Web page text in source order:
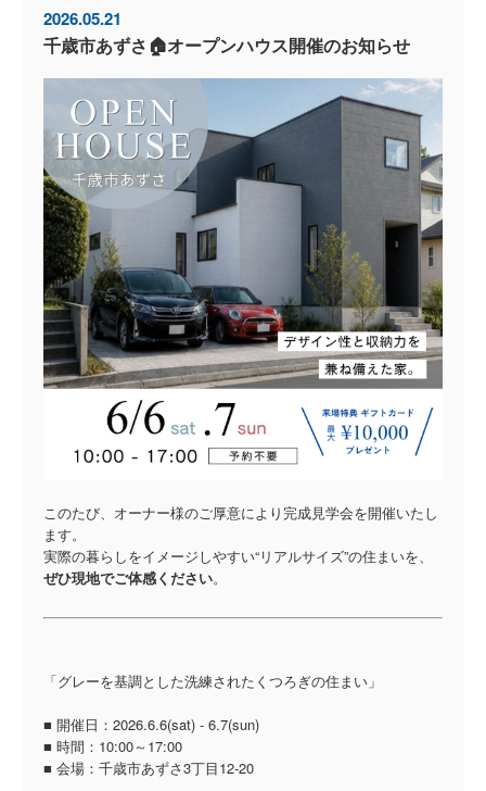
2026.05.21
千歳市あずさ🏠オープンハウス開催のお知らせ
このたび、オーナー様のご厚意により完成見学会を開催いたし
ます。
実際の暮らしをイメージしやすい“リアルサイズ”の住まいを、
ぜひ現地でご体感ください。
「グレーを基調とした洗練されたくつろぎの住まい」
■ 開催日：2026.6.6(sat) - 6.7(sun)
■ 時間：10:00～17:00
■ 会場：千歳市あずさ3丁目12-20